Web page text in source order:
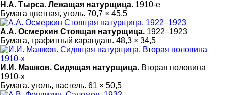
Н.А. Тырса. Лежащая натурщица. 1910-е
Бумага цветная, уголь. 70,7 × 45,5
А.А. Осмеркин Стоящая натурщица. 1922–1923
Бумага, графитный карандаш. 48,3 × 34,5
И.И. Машков. Сидящая натурщица. Вторая половина
1910-х
Бумага. уголь, пастель. 61 × 50,5